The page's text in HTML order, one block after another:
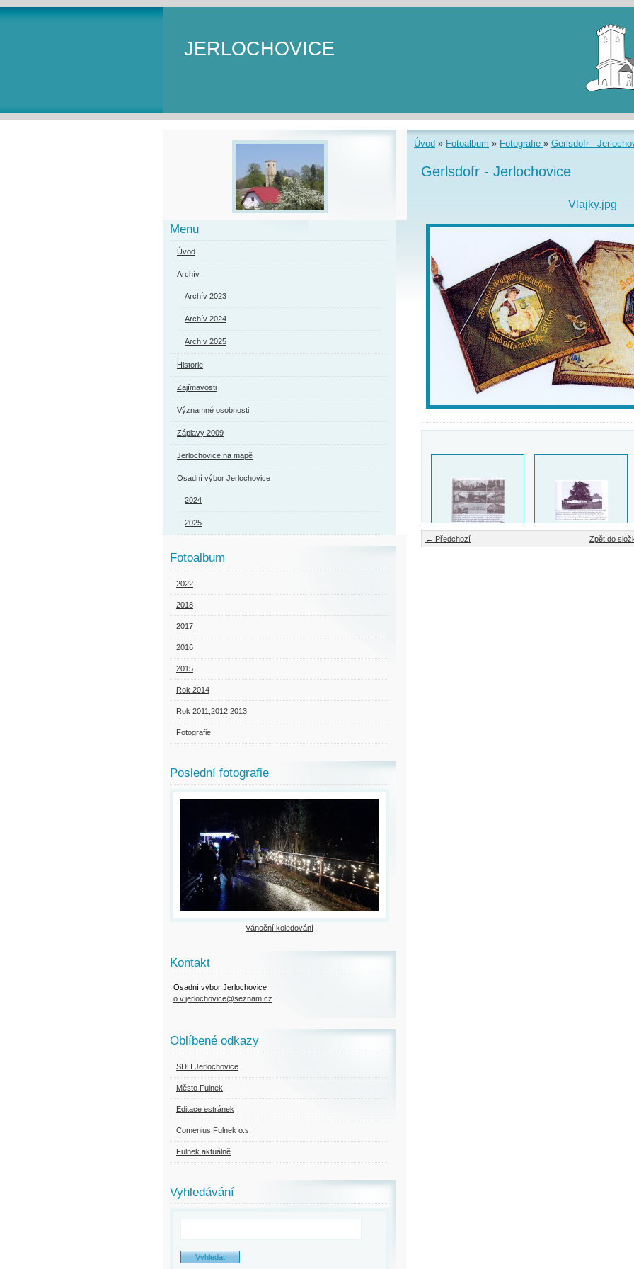
JERLOCHOVICE
Úvod » Fotoalbum » Fotografie » Gerlsdofr -
Gerlsdofr - Jerlochovice
Vlajky.jpg
← Předchozí Zpět do
Menu
Úvod
Archív
Archív 2023
Archív 2024
Archív 2025
Historie
Zajímavosti
Významné osobnosti
Záplavy 2009
Jerlochovice na mapě
Osadní výbor Jerlochovice
2024
2025
Fotoalbum
2022
2018
2017
2016
2015
Rok 2014
Rok 2011,2012,2013
Fotografie
Poslední fotografie
Vánoční koledování
Kontakt
Osadní výbor Jerlochovice
o.v.jerlochovice@seznam.cz
Oblíbené odkazy
SDH Jerlochovice
Město Fulnek
Editace estránek
Comenius Fulnek o.s.
Fulnek aktuálně
Vyhledávání